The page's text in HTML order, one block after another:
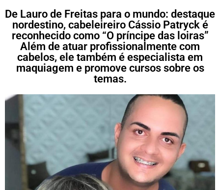
De Lauro de Freitas para o mundo: destaque
nordestino, cabeleireiro Cássio Patryck é
reconhecido como “O príncipe das loiras”
Além de atuar profissionalmente com
cabelos, ele também é especialista em
maquiagem e promove cursos sobre os
temas.